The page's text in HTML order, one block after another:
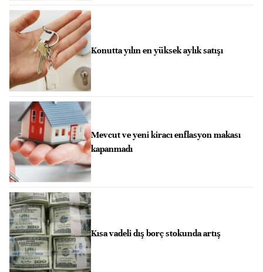
Konutta yılın en yüksek aylık satışı
Mevcut ve yeni kiracı enflasyon makası
kapanmadı
Kısa vadeli dış borç stokunda artış